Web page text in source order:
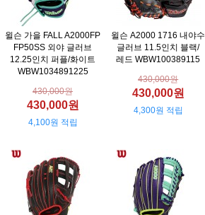
윌슨 가을 FALL A2000FP
FP50SS 외야 글러브
12.25인치 퍼플/화이트
WBW1034891225
430,000원
430,000원
4,100원 적립
윌슨 A2000 1716 내야수
글러브 11.5인치 블랙/
레드 WBW100389115
430,000원
430,000원
4,300원 적립